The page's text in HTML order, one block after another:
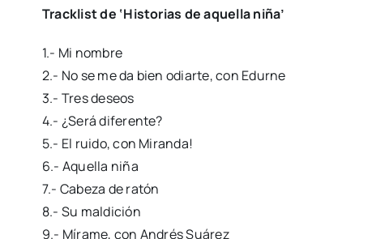
Tracklist de ‘Historias de aquella niña’
1.- Mi nombre
2.- No se me da bien odiarte, con Edurne
3.- Tres deseos
4.- ¿Será diferente?
5.- El ruido, con Miranda!
6.- Aquella niña
7.- Cabeza de ratón
8.- Su maldición
9.- Mírame, con Andrés Suárez